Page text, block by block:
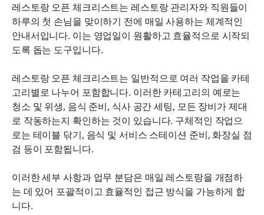
레스토랑 오픈 체크리스트는 레스토랑 관리자와 직원들이
하루의 첫 손님을 맞이하기 전에 매일 사용하는 체계적인
안내서입니다. 이는 영업일이 원활하고 효율적으로 시작되
도록 돕는 도구입니다.
레스토랑 오픈 체크리스트는 일반적으로 여러 작업을 카테
고리별로 나누어 포함합니다. 이러한 카테고리의 예로는
청소 및 위생, 음식 준비, 식사 공간 세팅, 모든 장비가 제대
로 작동하는지 확인하는 것이 있습니다. 구체적인 작업으
로는 테이블 닦기, 음식 및 서비스 스테이션 준비, 화장실 점
검 등이 포함됩니다.
이러한 세부 사항과 업무 분담은 매일 레스토랑을 개점하
는 데 있어 포괄적이고 효율적인 접근 방식을 가능하게 합
니다.